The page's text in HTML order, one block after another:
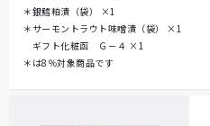
＊銀鱈粕漬（袋）
×1
＊サーモントラウト味噌漬（袋）
×1
ギフト化粧函 Ｇ－４ ×1
＊は8％対象商品です